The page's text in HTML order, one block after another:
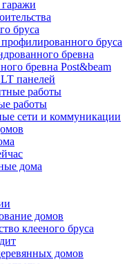
бруса
бруса
бревна
бревна Post&beam
панелей
работы
работы
сети и коммуникации
дома
домов
клееного бруса
домов